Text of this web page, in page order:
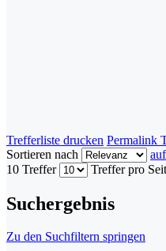
Trefferliste drucken Permalink
Sortieren nach
10 Treffer
Treffer pro
Suchergebnis
Zu den Suchfiltern springen